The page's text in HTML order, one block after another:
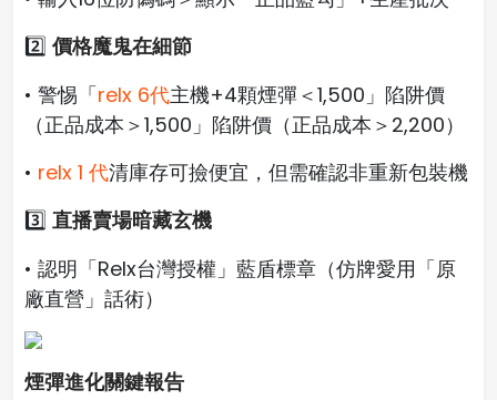
2️⃣ 價格魔鬼在細節
• 警惕「relx 6代主機+4顆煙彈＜1,500」陷阱價
（正品成本＞1,500」陷阱價（正品成本＞2,200）
• relx 1 代清庫存可撿便宜，但需確認非重新包裝機
3️⃣ 直播賣場暗藏玄機
• 認明「Relx台灣授權」藍盾標章（仿牌愛用「原
廠直營」話術）
煙彈進化關鍵報告